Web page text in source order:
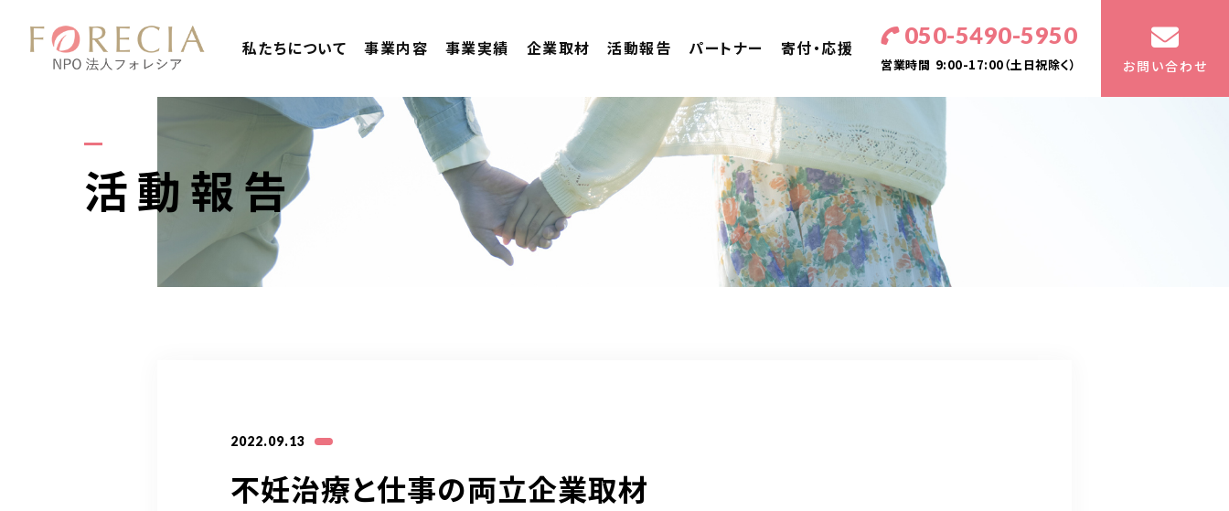
私たちについて 事業内容 事業実績 企業取材 活動報告 パートナー 寄付・応援 050-5490-5950
営業時間 9:00-17:00（土日祝除く） お問い合わせ
活動報告
2022.09.13
不妊治療と仕事の両立企業取材